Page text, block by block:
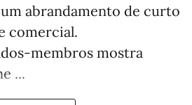
abrandamento de curto
comercial.
mostra
...